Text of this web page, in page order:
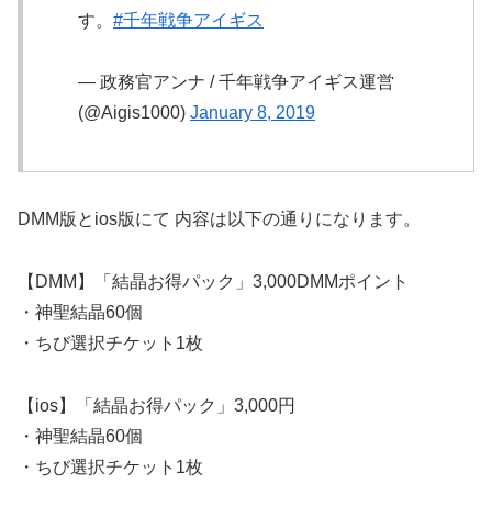
す。 #千年戦争アイギス
— 政務官アンナ / 千年戦争アイギス運営
(@Aigis1000) January 8, 2019
DMM版とios版にて 内容は以下の通りになります。
【DMM】「結晶お得パック」3,000DMMポイント
・神聖結晶60個
・ちび選択チケット1枚
【ios】「結晶お得パック」3,000円
・神聖結晶60個
・ちび選択チケット1枚